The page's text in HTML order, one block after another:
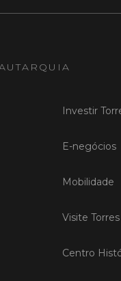
Investir
E-negócios
Mobilidade
Visite
Centro